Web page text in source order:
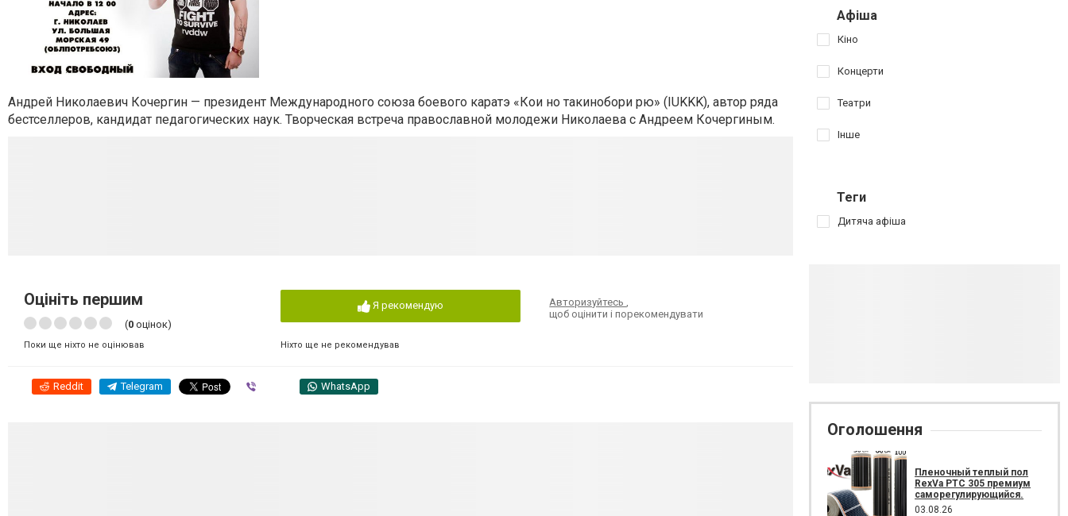
Андрей Николаевич Кочергин — президент Международного союза боевого каратэ «Кои но такинобори рю» (IUKKK), автор ряда
бестселлеров, кандидат педагогических наук. Творческая встреча православной молодежи Николаева с Андреем Кочергиным.
Оцініть першим
(0 оцінок)
Поки ще ніхто не оцінював
Я рекомендую
Ніхто ще не рекомендував
Авторизуйтесь,
щоб оцінити і порекомендувати
Reddit Telegram WhatsApp
Афіша
Кіно
Концерти
Театри
Інше
Теги
Дитяча афіша
Оголошення
Пленочный теплый пол
RexVa PTC 305 премиум
саморегулирующийся.
03.08.26